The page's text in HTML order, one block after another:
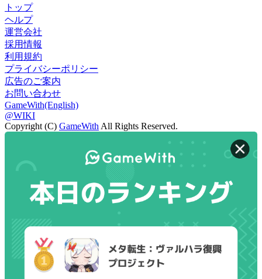
トップ
ヘルプ
運営会社
採用情報
利用規約
プライバシーポリシー
広告のご案内
お問い合わせ
GameWith(English)
@WIKI
Copyright (C) GameWith All Rights Reserved.